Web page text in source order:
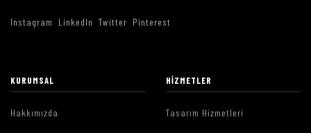
Instagram LinkedIn Twitter Pinterest
KURUMSAL
Hakkımızda
HIZMETLER
Tasarım Hizmetleri